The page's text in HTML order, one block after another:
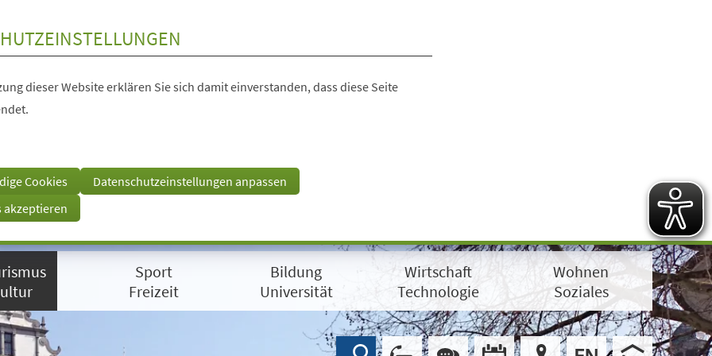
dieser Website erklären Sie sich damit einverstanden, dass diese Seite
Cookies
Datenschutzeinstellungen anpassen
akzeptieren
Sport
Freizeit
Bildung
Universität
Wirtschaft
Technologie
Wohnen
Soziales